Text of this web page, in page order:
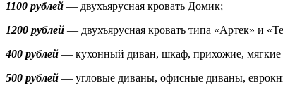
1100 рублей — двухъярусная кровать Домик;
1200 рублей — двухъярусная кровать типа «Артек» и
400 рублей — кухонный диван, шкаф, прихожие, мягкие
500 рублей — угловые диваны, офисные диваны,